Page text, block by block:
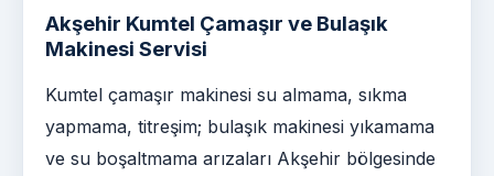
Akşehir Kumtel Çamaşır ve Bulaşık
Makinesi Servisi
Kumtel çamaşır makinesi su almama, sıkma
yapmama, titreşim; bulaşık makinesi yıkamama
ve su boşaltmama arızaları Akşehir bölgesinde